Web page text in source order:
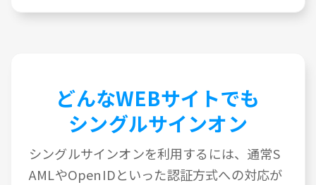
どんなWEBサイトでも
シングルサインオン
シングルサインオンを利用するには、通常S
AMLやOpenIDといった認証方式への対応が